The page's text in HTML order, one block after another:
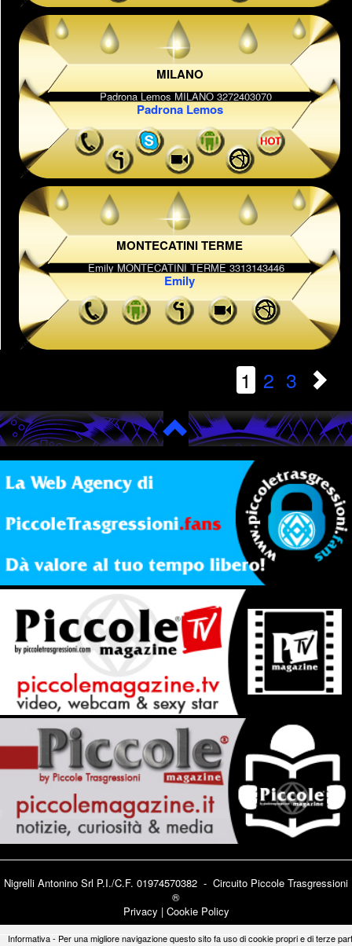
MILANO
Padrona Lemos
MONTECATINI TERME
Emily
1 2 3
Nigrelli Antonino Srl P.I./C.F. 01974570382 - Circuito Piccole Trasgressioni
®
Privacy | Cookie Policy
Informativa - Per una migliore navigazione questo sito fa uso di cookie propri e di terze